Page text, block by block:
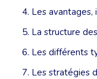
Les avantages,
La structure
Les différents
Les stratégies